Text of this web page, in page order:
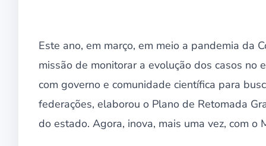
Este ano, em março, em meio a pandemia da
missão de monitorar a evolução dos casos
com governo e comunidade científica para
federações, elaborou o Plano de Retomada
do estado. Agora, inova, mais uma vez, com